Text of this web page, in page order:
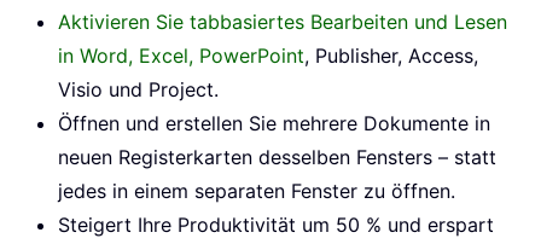
Aktivieren Sie tabbasiertes Bearbeiten und Lesen
in Word, Excel, PowerPoint, Publisher, Access,
Visio und Project.
Öffnen und erstellen Sie mehrere Dokumente in
neuen Registerkarten desselben Fensters – statt
jedes in einem separaten Fenster zu öffnen.
Steigert Ihre Produktivität um 50 % und erspart